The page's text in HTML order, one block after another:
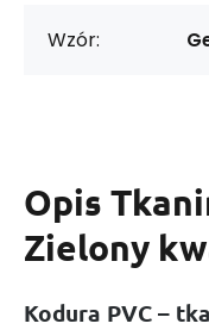
Wzór:
Opis
Zielony
Kodura PVC –